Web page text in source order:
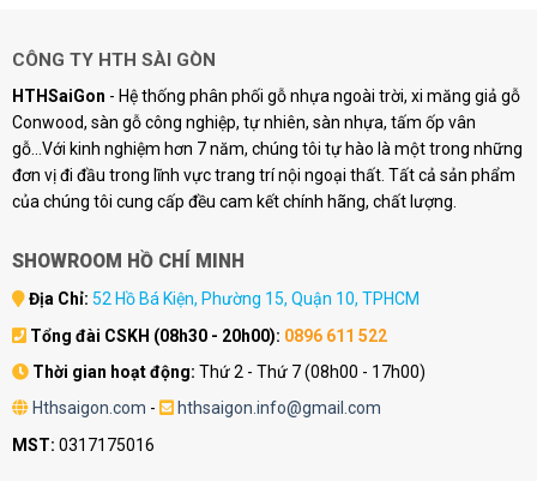
CÔNG TY HTH SÀI GÒN
HTHSaiGon - Hệ thống phân phối gỗ nhựa ngoài trời, xi măng giả gỗ
Conwood, sàn gỗ công nghiệp, tự nhiên, sàn nhựa, tấm ốp vân
gỗ...Với kinh nghiệm hơn 7 năm, chúng tôi tự hào là một trong những
đơn vị đi đầu trong lĩnh vực trang trí nội ngoại thất. Tất cả sản phẩm
của chúng tôi cung cấp đều cam kết chính hãng, chất lượng.
SHOWROOM HỒ CHÍ MINH
Địa Chỉ: 52 Hồ Bá Kiện, Phường 15, Quận 10, TPHCM
Tổng đài CSKH (08h30 - 20h00): 0896 611 522
Thời gian hoạt động: Thứ 2 - Thứ 7 (08h00 - 17h00)
Hthsaigon.com -
hthsaigon.info@gmail.com
MST: 0317175016